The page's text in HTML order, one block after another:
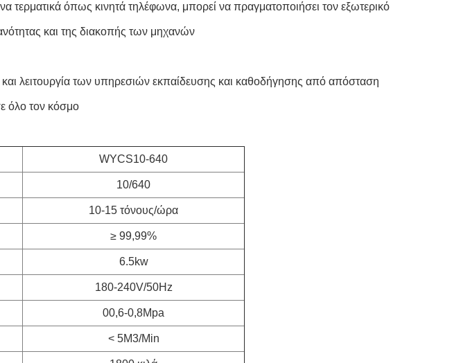
τερματικά όπως κινητά τηλέφωνα, μπορεί να πραγματοποιήσει τον εξωτερικό
και της διακοπής των μηχανών
λειτουργία των υπηρεσιών εκπαίδευσης και καθοδήγησης από απόσταση
όλο τον κόσμο
WYCS10-640
10/640
10-15 τόνους/ώρα
≥ 99,99%
6.5kw
180-240V/50Hz
00,6-0,8Mpa
< 5M3/Min